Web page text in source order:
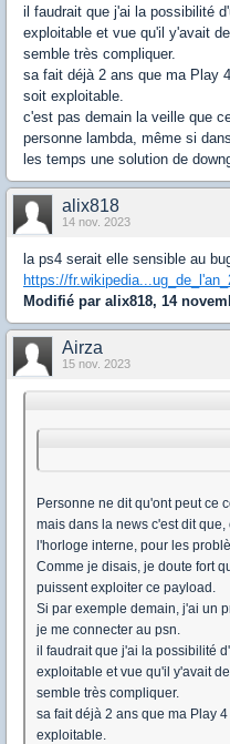
il faudrait que j'ai la possibilité
exploitable et vue qu'il y'avait
semble très compliquer.
sa fait déjà 2 ans que ma Play
soit exploitable.
c'est pas demain la veille que
personne lambda, même si
les temps une solution de
alix818
14 nov. 2023
la ps4 serait elle sensible au
https://
Modifié par alix818, 14
Airza
15 nov. 2023
Personne ne dit qu'ont peut ce
mais dans la news c'est dit
l'horloge interne, pour les
Comme je disais, je doute fort
puissent exploiter ce payload.
Si par exemple demain, j'ai un
je me connecter au psn.
il faudrait que j'ai la possibilité
exploitable et vue qu'il y'avait
semble très compliquer.
sa fait déjà 2 ans que ma Play
exploitable.